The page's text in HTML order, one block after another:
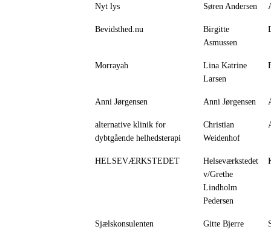
Nyt lys Søren Andersen
Bevidsthed.nu
Birgitte
Asmussen
Morrayah
Lina Katrine
Larsen
Anni Jørgensen Anni Jørgensen
alternative klinik for
dybtgående helhedsterapi
Christian
Weidenhof
HELSEVÆRKSTEDET
Helseværkstedet
v/Grethe
Lindholm
Pedersen
Sjælskonsulenten Gitte Bjerre